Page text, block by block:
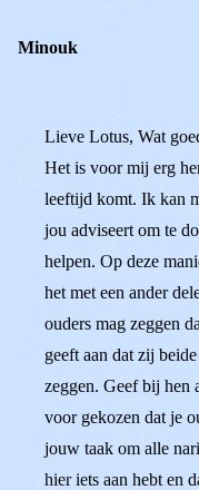
Minouk
Lieve Lotus, Wat
Het is voor mij erg
leeftijd komt. Ik kan
jou adviseert om te
helpen. Op deze
het met een ander
ouders mag zeggen
geeft aan dat zij
zeggen. Geef bij hen
voor gekozen dat je
jouw taak om alle
hier iets aan hebt en